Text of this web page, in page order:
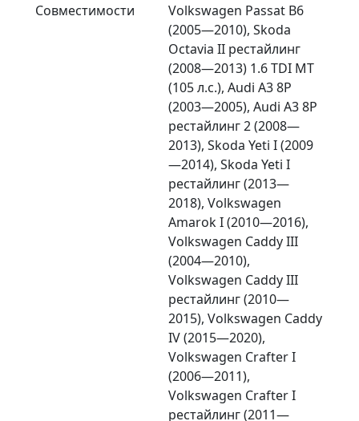
Совместимости
Volkswagen Passat B6
(2005—2010), Skoda
Octavia II рестайлинг
(2008—2013) 1.6 TDI MT
(105 л.с.), Audi A3 8P
(2003—2005), Audi A3 8P
рестайлинг 2 (2008—
2013), Skoda Yeti I (2009
—2014), Skoda Yeti I
рестайлинг (2013—
2018), Volkswagen
Amarok I (2010—2016),
Volkswagen Caddy III
(2004—2010),
Volkswagen Caddy III
рестайлинг (2010—
2015), Volkswagen Caddy
IV (2015—2020),
Volkswagen Crafter I
(2006—2011),
Volkswagen Crafter I
рестайлинг (2011—